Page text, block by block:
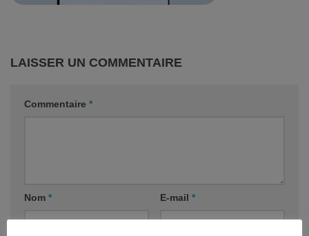
LAISSER UN COMMENTAIRE
Commentaire *
Nom * E-mail *